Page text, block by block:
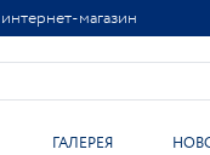
интернет-магазин
ГАЛЕРЕЯ